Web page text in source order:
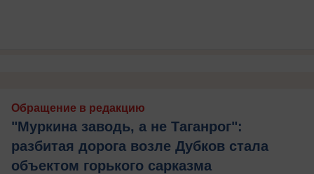
Обращение в редакцию
"Муркина заводь, а не Таганрог":
разбитая дорога возле Дубков стала
объектом горького сарказма